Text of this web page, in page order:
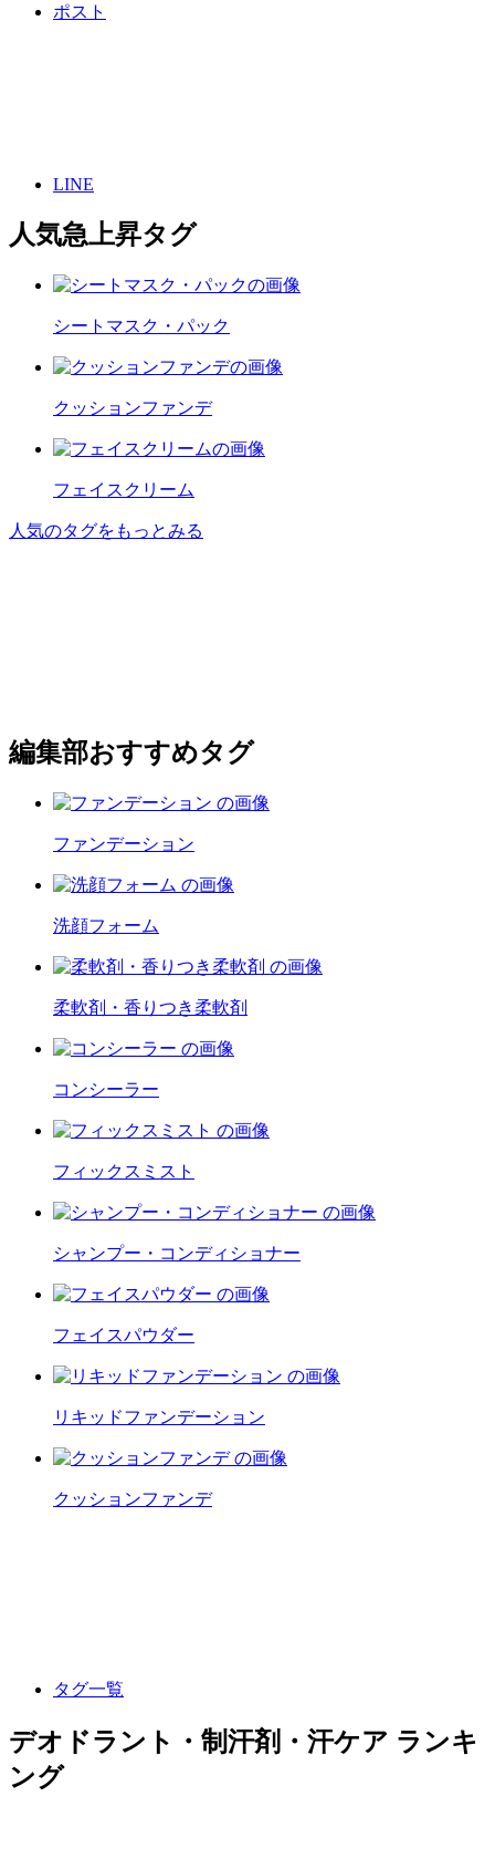
ポスト
LINE
人気急上昇タグ
シートマスク・パック
クッションファンデ
フェイスクリーム
人気のタグをもっとみる
編集部おすすめタグ
ファンデーション
洗顔フォーム
柔軟剤・香りつき柔軟剤
コンシーラー
フィックスミスト
シャンプー・コンディショナー
フェイスパウダー
リキッドファンデーション
クッションファンデ
タグ一覧
デオドラント・制汗剤・汗ケア ランキ
ング